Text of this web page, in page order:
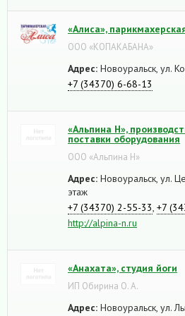
«Алиса»,
ООО «КОПАКАБАНА»
Адрес: Новоуральск, ул.
+7 (34370) 6-68-13
«Альпина Н»,
поставки оборудования
ООО «Альпина Н»
Адрес: Новоуральск, ул.
этаж
+7 (34370) 2-55-33 +7
http://alpina-n.ru
«Анахата», студия йоги
ИП Обирина О. А.
Адрес: Новоуральск, ул.